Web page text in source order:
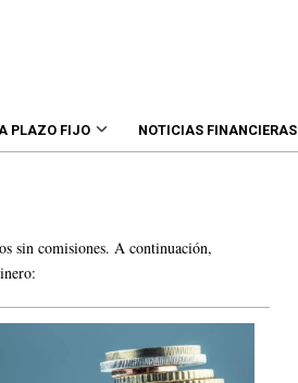
PLAZO FIJO NOTICIAS FINANCIERAS
sin comisiones. A continuación,